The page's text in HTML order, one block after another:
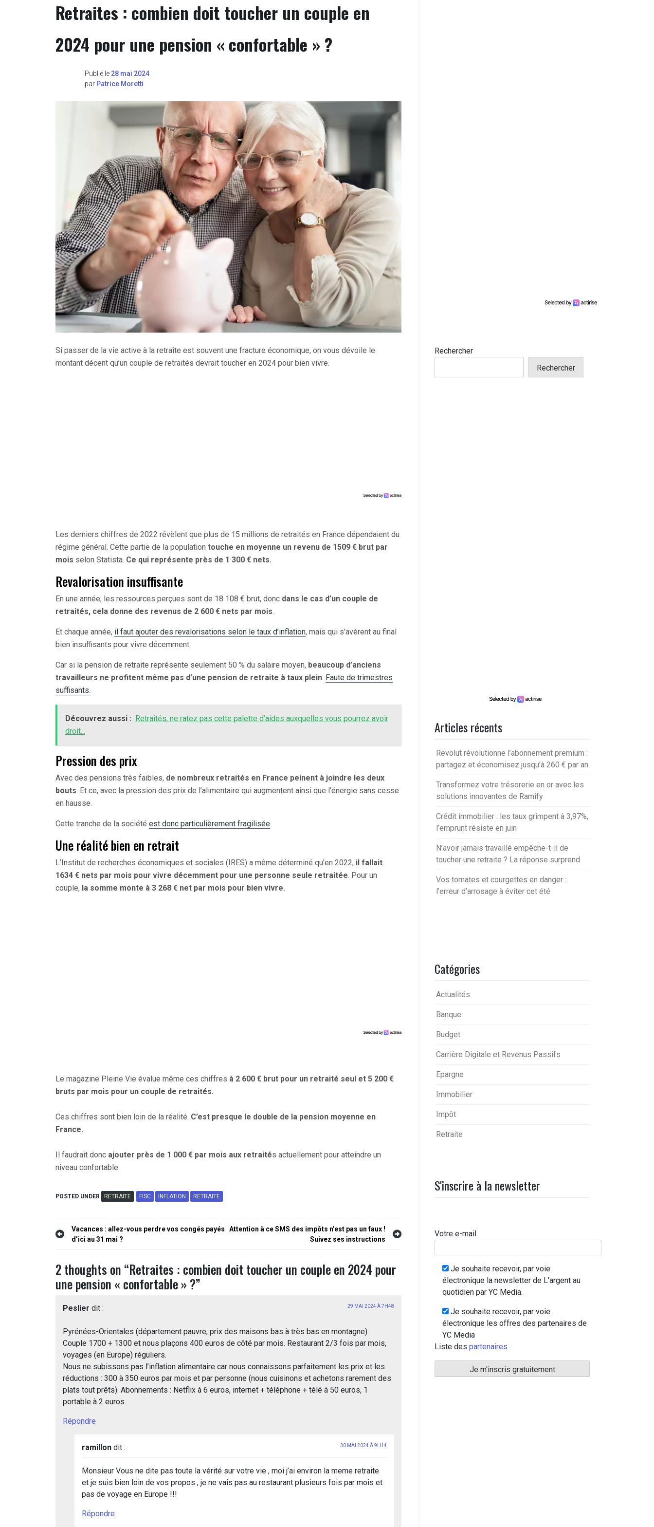
Retraites : combien doit toucher un couple en
2024 pour une pension « confortable » ?
Publié le 28 mai 2024
par Patrice Moretti
Si passer de la vie active à la retraite est souvent une fracture économique, on vous dévoile le
montant décent qu’un couple de retraités devrait toucher en 2024 pour bien vivre.
Les derniers chiffres de 2022 révèlent que plus de 15 millions de retraités en France dépendaient du
régime général. Cette partie de la population touche en moyenne un revenu de 1509 € brut par
mois selon Statista. Ce qui représente près de 1 300 € nets.
Revalorisation insuffisante
En une année, les ressources perçues sont de 18 108 € brut, donc dans le cas d’un couple de
retraités, cela donne des revenus de 2 600 € nets par mois.
Et chaque année, il faut ajouter des revalorisations selon le taux d’inflation, mais qui s’avèrent au final
bien insuffisants pour vivre décemment.
Car si la pension de retraite représente seulement 50 % du salaire moyen, beaucoup d’anciens
travailleurs ne profitent même pas d’une pension de retraite à taux plein. Faute de trimestres
suffisants.
Découvrez aussi : Retraités, ne ratez pas cette palette d’aides auxquelles vous pourrez avoir
droit...
Pression des prix
Avec des pensions très faibles, de nombreux retraités en France peinent à joindre les deux
bouts. Et ce, avec la pression des prix de l’alimentaire qui augmentent ainsi que l’énergie sans cesse
en hausse.
Cette tranche de la société est donc particulièrement fragilisée.
Une réalité bien en retrait
L’Institut de recherches économiques et sociales (IRES) a même déterminé qu’en 2022, il fallait
1634 € nets par mois pour vivre décemment pour une personne seule retraitée. Pour un
couple, la somme monte à 3 268 € net par mois pour bien vivre.
Le magazine Pleine Vie évalue même ces chiffres à 2 600 € brut pour un retraité seul et 5 200 €
bruts par mois pour un couple de retraités.
Ces chiffres sont bien loin de la réalité. C’est presque le double de la pension moyenne en
France.
Il faudrait donc ajouter près de 1 000 € par mois aux retraités actuellement pour atteindre un
niveau confortable.
POSTED UNDER RETRAITE FISC INFLATION RETRAITE
Navigation
l’article
Vacances : allez-vous perdre vos congés payés
d’ici au 31 mai ?
Attention à ce SMS des impôts n’est pas un faux !
Suivez ses instructions
2 thoughts on “Retraites : combien doit toucher un couple en 2024 pour
une pension « confortable » ?”
Peslier dit : 29 MAI 2024 À 7H48
Pyrénées-Orientales (département pauvre, prix des maisons bas à très bas en montagne).
Couple 1700 + 1300 et nous plaçons 400 euros de côté par mois. Restaurant 2/3 fois par mois,
voyages (en Europe) réguliers.
Nous ne subissons pas l’inflation alimentaire car nous connaissons parfaitement les prix et les
réductions : 300 à 350 euros par mois et par personne (nous cuisinons et achetons rarement des
plats tout prêts). Abonnements : Netflix à 6 euros, internet + téléphone + télé à 50 euros, 1
portable à 2 euros.
Répondre
ramillon dit : 30 MAI 2024 À 9H14
Monsieur Vous ne dite pas toute la vérité sur votre vie , moi j’ai environ la meme retraite
et je suis bien loin de vos propos , je ne vais pas au restaurant plusieurs fois par mois et
pas de voyage en Europe !!!
Répondre
Rechercher
Rechercher
Articles récents
Revolut révolutionne l’abonnement premium :
partagez et économisez jusqu’à 260 € par an
Transformez votre trésorerie en or avec les
solutions innovantes de Ramify
Crédit immobilier : les taux grimpent à 3,97%,
l’emprunt résiste en juin
N’avoir jamais travaillé empêche-t-il de
toucher une retraite ? La réponse surprend
Vos tomates et courgettes en danger :
l’erreur d’arrosage à éviter cet été
Catégories
Actualités
Banque
Budget
Carrière Digitale et Revenus Passifs
Epargne
Immobilier
Impôt
Retraite
S'inscrire à la newsletter
Votre e-mail
Je souhaite recevoir, par voie
électronique la newsletter de L'argent au
quotidien par YC Media.
Je souhaite recevoir, par voie
électronique les offres des partenaires de
YC Media
Liste des partenaires